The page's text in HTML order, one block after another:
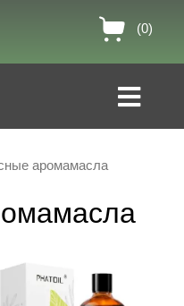
(0)
аромамасла